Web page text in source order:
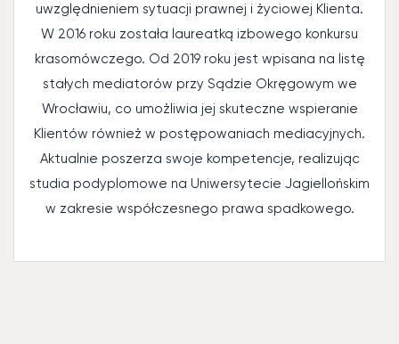
uwzględnieniem sytuacji prawnej i życiowej Klienta.
W 2016 roku została laureatką izbowego konkursu
krasomówczego. Od 2019 roku jest wpisana na listę
stałych mediatorów przy Sądzie Okręgowym we
Wrocławiu, co umożliwia jej skuteczne wspieranie
Klientów również w postępowaniach mediacyjnych.
Aktualnie poszerza swoje kompetencje, realizując
studia podyplomowe na Uniwersytecie Jagiellońskim
w zakresie współczesnego prawa spadkowego.